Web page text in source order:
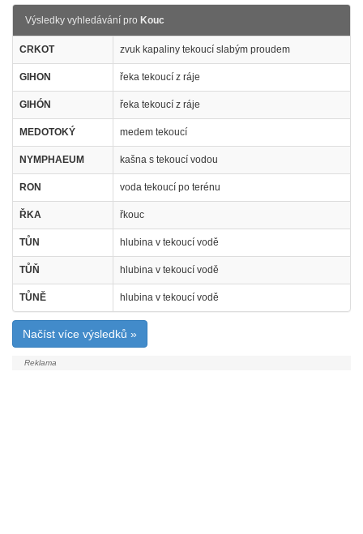
Výsledky vyhledávání pro Kouc
CRKOT zvuk kapaliny tekoucí slabým proudem
GIHON řeka tekoucí z ráje
GIHÓN řeka tekoucí z ráje
MEDOTOKÝ medem tekoucí
NYMPHAEUM kašna s tekoucí vodou
RON voda tekoucí po terénu
ŘKA řkouc
TŮN hlubina v tekoucí vodě
TŮŇ hlubina v tekoucí vodě
TŮNĚ hlubina v tekoucí vodě
Načíst více výsledků »